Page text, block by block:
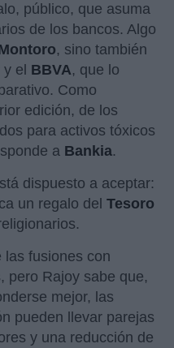
público, que asuma
de los bancos. Algo
, sino también
y el BBVA, que lo
Como
edición, de los
para activos tóxicos
a Bankia.
dispuesto a aceptar:
un regalo del Tesoro
las fusiones con
pero Rajoy sabe que,
mejor, las
pueden llevar parejas
y una reducción de